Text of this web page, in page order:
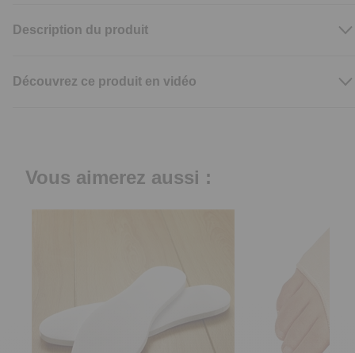
Description du produit
Découvrez ce produit en vidéo
Vous aimerez aussi :